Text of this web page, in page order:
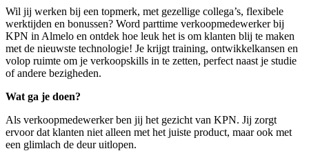
Wil jij werken bij een topmerk, met gezellige collega’s, flexibele
werktijden en bonussen? Word parttime verkoopmedewerker bij
KPN in Almelo en ontdek hoe leuk het is om klanten blij te maken
met de nieuwste technologie! Je krijgt training, ontwikkelkansen en
volop ruimte om je verkoopskills in te zetten, perfect naast je studie
of andere bezigheden.
Wat ga je doen?
Als verkoopmedewerker ben jij het gezicht van KPN. Jij zorgt
ervoor dat klanten niet alleen met het juiste product, maar ook met
een glimlach de deur uitlopen.